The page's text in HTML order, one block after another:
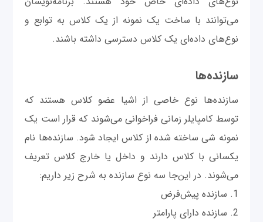
می‌توانند با ساخت یک نمونه از یک کلاس به توابع و
نوع‌های داده‌ای یک کلاس دسترسی داشته باشند.
سازنده‌ها
سازنده‌ها نوع خاصی از اشیا عضو کلاس هستند که
توسط کامپایلر زمانی فراخوانی می‌شوند که قرار است یک
نمونه شی ساخته شده از کلاس ایجاد شود. سازنده‌ها نام
یکسانی با کلاس دارند و داخل یا خارج کلاس تعریف
می‌شوند. در این‌جا سه نوع سازنده به شرح زیر داریم:
1. سازنده پیش‌فرض
2. سازنده دارای پارامتر